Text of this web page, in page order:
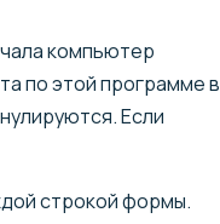
компьютер
по этой программе в
Если
строкой формы.